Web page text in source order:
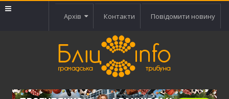
Архів Контакти Повідомити новину